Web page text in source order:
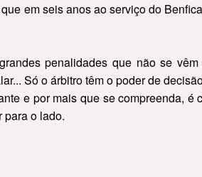
em seis anos ao serviço do
penalidades que não se
Só o árbitro têm o poder de
e por mais que se compreenda, é
para o lado.